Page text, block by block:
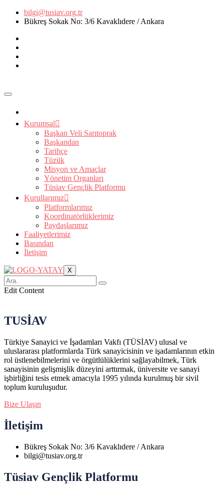
bilgi@tusiav.org.tr
Bükreş Sokak No: 3/6 Kavaklıdere / Ankara
Kurumsal
Başkan Veli Sarıtoprak
Başkandan
Tarihçe
Tüzük
Misyon ve Amaçlar
Yönetim Organları
Tüsiav Gençlik Platformu
Kurullarımız
Platformlarımız
Koordinatörlüklerimiz
Paydaşlarımız
Faaliyetlerimiz
Basından
İletişim
X
Edit Content
TUSİAV
Türkiye Sanayici ve İşadamları Vakfı (TÜSİAV) ulusal ve
uluslararası platformlarda Türk sanayicisinin ve işadamlarının etkin
rol üstlenebilmelerini ve örgütlülüklerini sağlayabilmek, Türk
sanayisinin gelişmişlik düzeyini arttırmak, üniversite ve sanayi
işbirliğini tesis etmek amacıyla 1995 yılında kurulmuş bir sivil
toplum kuruluşudur.
Bize Ulaşın
İletişim
Bükreş Sokak No: 3/6 Kavaklıdere / Ankara
bilgi@tusiav.org.tr
Tüsiav Gençlik Platformu